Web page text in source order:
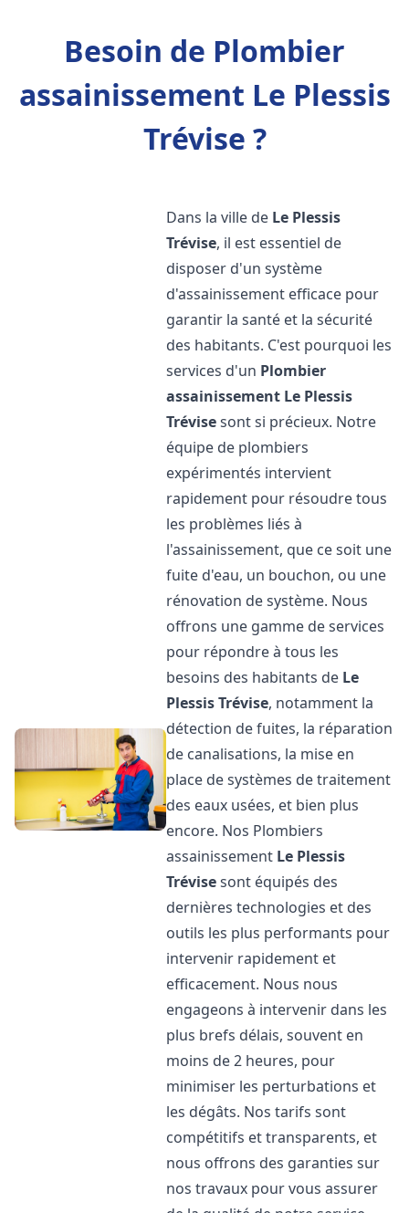
Besoin de Plombier
assainissement Le Plessis
Trévise ?
Dans la ville de Le Plessis
Trévise, il est essentiel de
disposer d'un système
d'assainissement efficace pour
garantir la santé et la sécurité
des habitants. C'est pourquoi les
services d'un Plombier
assainissement Le Plessis
Trévisesont si précieux. Notre
équipe de plombiers
expérimentés intervient
rapidement pour résoudre tous
les problèmes liés à
l'assainissement, que ce soit une
fuite d'eau, un bouchon, ou une
rénovation de système. Nous
offrons une gamme de services
pour répondre à tous les
besoins des habitants de Le
Plessis Trévise, notamment la
détection de fuites, la réparation
de canalisations, la mise en
place de systèmes de traitement
des eaux usées, et bien plus
encore. Nos Plombiers
assainissement Le Plessis
Trévisesont équipés des
dernières technologies et des
outils les plus performants pour
intervenir rapidement et
efficacement. Nous nous
engageons à intervenir dans les
plus brefs délais, souvent en
moins de 2 heures, pour
minimiser les perturbations et
les dégâts. Nos tarifs sont
compétitifs et transparents, et
nous offrons des garanties sur
nos travaux pour vous assurer